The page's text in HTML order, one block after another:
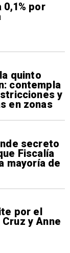
0,1% por
quinto
contempla
y
en zonas
secreto
Fiscalía
mayoría de
por el
y Anne